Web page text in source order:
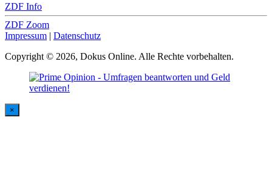
ZDF Info
ZDF Zoom
Impressum | Datenschutz
Copyright © 2026, Dokus Online. Alle Rechte vorbehalten.
×